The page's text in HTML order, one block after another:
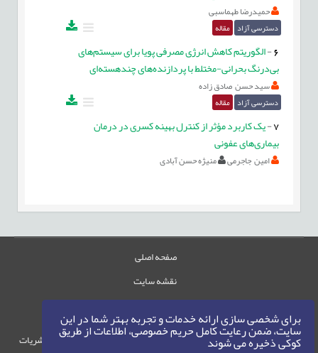
برای شخصی سازی ارائه خدمات و تجربه بهتر شما در این
سایت، ضمن رعایت کامل حریم خصوصی، اطلاعات از طریق
کوکی ذخیره می شوند
حمیدرضا طهماسبی
دسترسی آزاد مقاله
6
-الگوریتم کاهش انرژی مصرفی پویا برای سیستم‌های
بی‌درنگ بحرانی-مختلط با پردازنده‌های چندهسته‌ای
سید حسن صادق زاده
دسترسی آزاد مقاله
7
-یک کاربرد مؤثر از کنترل بهینه کسری در درمان
بیماری‌های عفونی
امین جاجرمی منیژه حسن آبادی
صفحه اصلی
نقشه سایت
تماس با ما
حقوق این وب‌سایت متعلق به سامانه مدیریت نشریات